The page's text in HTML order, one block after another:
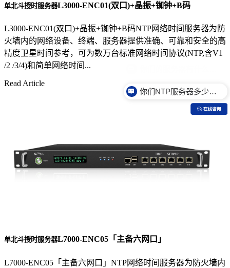
单北斗授时服务器L3000-ENC01(双口)+晶振+铷钟+B码
L3000-ENC01(双口)+晶振+铷钟+B码NTP网络时间服务器为防
火墙内的网络设备、终端、服务器提供准确、可靠和安全的高
精度卫星时间参考，可为数万台标准网络时间协议(NTP,含V1
/2 /3/4)和简单网络时间...
Read Article
单北斗授时服务器L7000-ENC05「主备六网口」
L7000-ENC05「主备六网口」NTP网络时间服务器为防火墙内